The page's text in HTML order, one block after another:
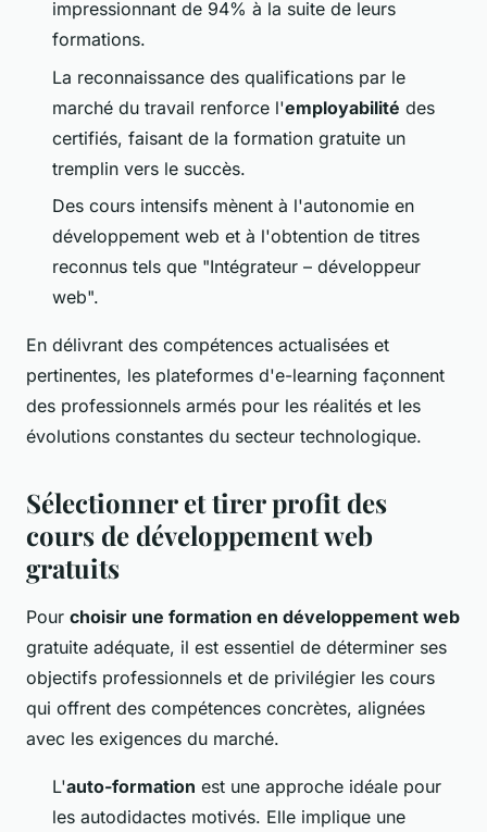
impressionnant de 94% à la suite de leurs
formations.
La reconnaissance des qualifications par le
marché du travail renforce l'employabilité des
certifiés, faisant de la formation gratuite un
tremplin vers le succès.
Des cours intensifs mènent à l'autonomie en
développement web et à l'obtention de titres
reconnus tels que "Intégrateur – développeur
web".
En délivrant des compétences actualisées et
pertinentes, les plateformes d'e-learning façonnent
des professionnels armés pour les réalités et les
évolutions constantes du secteur technologique.
Sélectionner et tirer profit des
cours de développement web
gratuits
Pour choisir une formation en développement web
gratuite adéquate, il est essentiel de déterminer ses
objectifs professionnels et de privilégier les cours
qui offrent des compétences concrètes, alignées
avec les exigences du marché.
L'auto-formation est une approche idéale pour
les autodidactes motivés. Elle implique une